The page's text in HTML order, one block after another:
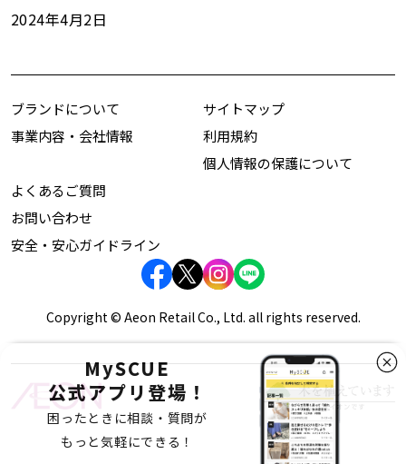
2024年4月2日
MySCUE
公式アプリ登場！
困ったときに相談・質問が
もっと気軽にできる！
ブランドについて
事業内容・会社情報
サイトマップ
利用規約
個人情報の保護について
よくあるご質問
お問い合わせ
安全・安心ガイドライン
Copyright © Aeon Retail Co., Ltd. all rights reserved.